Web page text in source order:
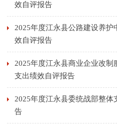
效自评报告
2025年度江永县公路建设养护
效自评报告
2025年度江永县商业企业改制
支出绩效自评报告
2025年度江永县委统战部整体
告